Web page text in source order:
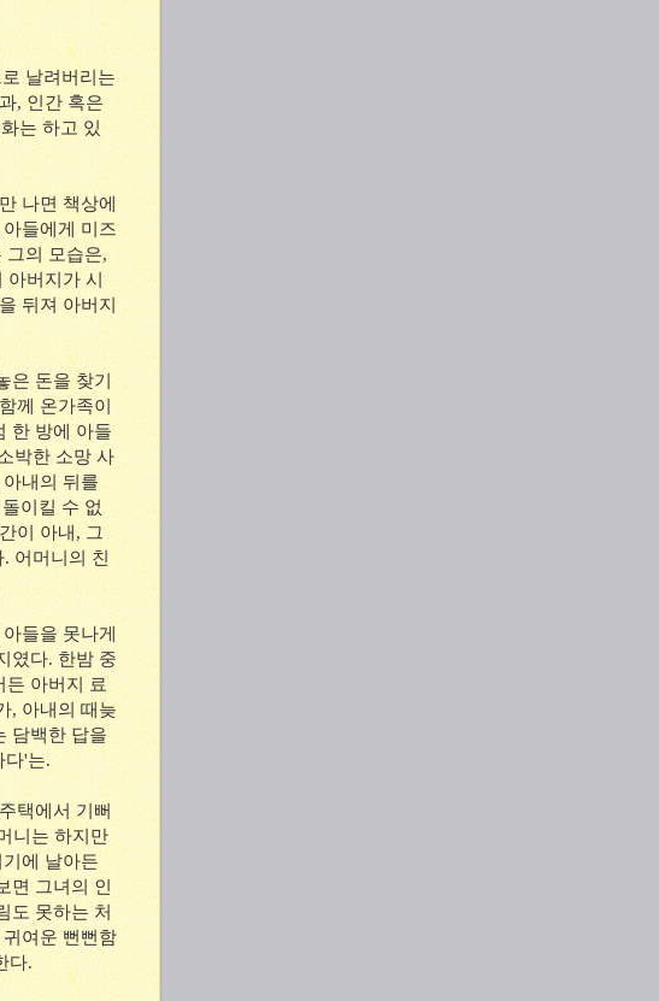
날려버리는
, 인간 혹은
는 하고 있
나면 책상에
들에게 미즈
그의 모습은,
아버지가 시
뒤져 아버지
은 돈을 찾기
께 온가족이
한 방에 아들
박한 소망 사
내의 뒤를
이킬 수 없
이 아내, 그
어머니의 친
들을 못나게
였다. 한밤 중
든 아버지 료
, 아내의 때늦
담백한 답을
다'는.
택에서 기뻐
니는 하지만
에 날아든
면 그녀의 인
도 못하는 처
여운 뻔뻔함
다.